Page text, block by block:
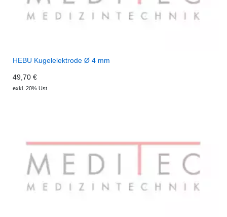
HEBU Kugelelektrode Ø 4 mm
49,70 €
exkl. 20% Ust